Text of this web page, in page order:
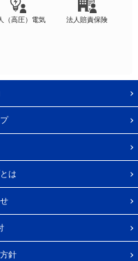
（高圧）電気 法人賠責保険
は
針